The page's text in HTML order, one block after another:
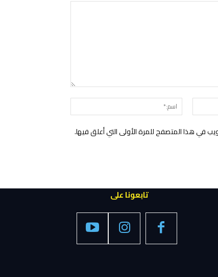
التعليق:
اسم:*
البريد
الإلكتروني:*
في هذا المتصفح للمرة الأولى التي أعلق فيها.
تابعونا على